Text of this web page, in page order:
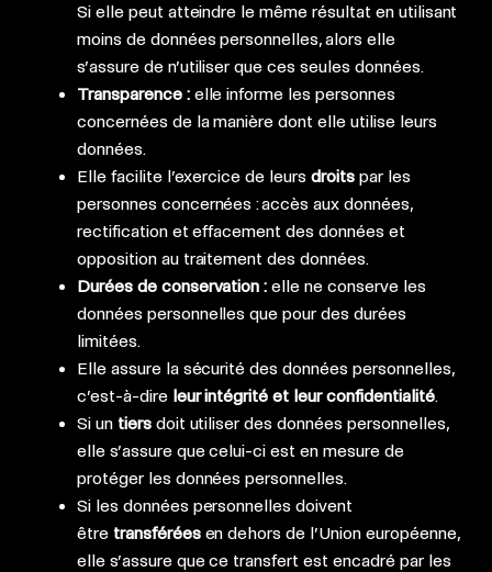
Si elle peut atteindre le même résultat en utilisant
moins de données personnelles, alors elle
s’assure de n’utiliser que ces seules données.
Transparence :elle informe les personnes
concernées de la manière dont elle utilise leurs
données.
Elle facilite l’exercice de leurs droitspar les
personnes concernées : accès aux données,
rectification et effacement des données et
opposition au traitement des données.
Durées de conservation : elle ne conserve les
données personnelles que pour des durées
limitées.
Elle assure la sécurité des données personnelles,
c’est-à-dire leur intégrité et leur confidentialité.
Si un tiersdoit utiliser des données personnelles,
elle s’assure que celui-ci est en mesure de
protéger les données personnelles.
Si les données personnelles doivent
être transféréesen dehors de l’Union européenne,
elle s’assure que ce transfert est encadré par les